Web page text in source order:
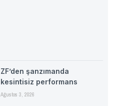
ZF’den şanzımanda
kesintisiz performans
Ağustos 3, 2026